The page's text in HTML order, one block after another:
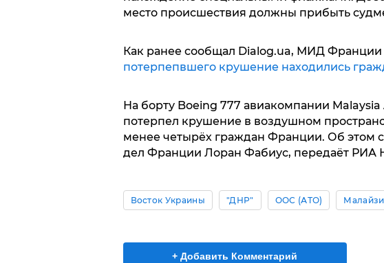
место происшествия должны прибыть
Как ранее сообщал Dialog.ua, МИД Франции
потерпепвшего крушение находились
На борту Boeing 777 авиакомпании
потерпел крушение в воздушном
менее четырёх граждан Франции. Об этом
дел Франции Лоран Фабиус, передаёт РИА
Восток Украины "ДНР" ООС (АТО)
+ Добавить Комментарий